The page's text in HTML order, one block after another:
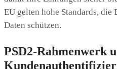
EU gelten hohe Standards,
Daten schützen.
PSD2-Rahmenwerk